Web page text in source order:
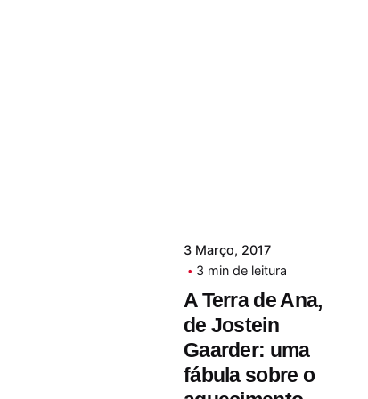
3 Março, 2017
3 min de leitura
A Terra de Ana,
de Jostein
Gaarder: uma
fábula sobre o